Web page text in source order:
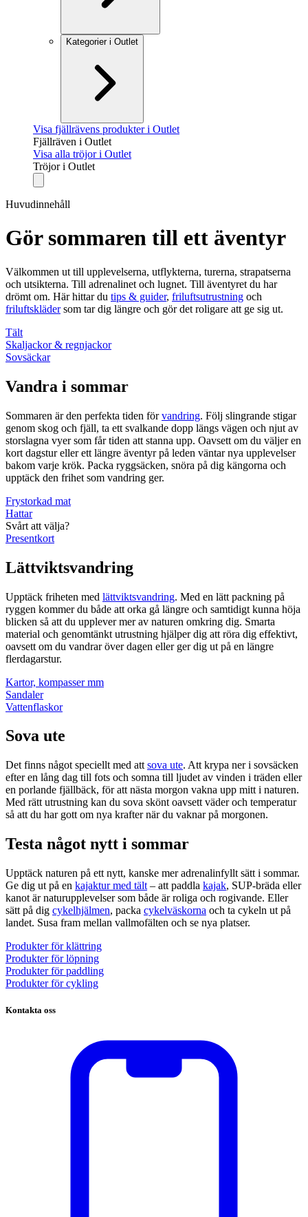
Kategorier i Outlet
Visa fjällrävens produkter i Outlet
Fjällräven i Outlet
Visa alla tröjor i Outlet
Tröjor i Outlet
Huvudinnehåll
Gör sommaren till ett äventyr
Välkommen ut till upplevelserna, utflykterna, turerna, strapatserna
och utsikterna. Till adrenalinet och lugnet. Till äventyret du har
drömt om. Här hittar du tips & guider, friluftsutrustning och
friluftsklädersom tar dig längre och gör det roligare att ge sig ut.
Tält
Skaljackor & regnjackor
Sovsäckar
Vandra i sommar
Sommaren är den perfekta tiden förvandring. Följ slingrande stigar
genom skog och fjäll, ta ett svalkande dopp längs vägen och njut av
storslagna vyer som får tiden att stanna upp. Oavsett om du väljer en
kort dagstur eller ett längre äventyr på leden väntar nya upplevelser
bakom varje krök. Packa ryggsäcken, snöra på dig kängorna och
upptäck den frihet som vandring ger.
Frystorkad mat
Hattar
Svårt att välja?
Presentkort
Lättviktsvandring
Upptäck friheten med lättviktsvandring. Med en lätt packning på
ryggen kommer du både att orka gå längre och samtidigt kunna höja
blicken så att du upplever mer av naturen omkring dig. Smarta
material och genomtänkt utrustning hjälper dig att röra dig effektivt,
oavsett om du vandrar över dagen eller ger dig ut på en längre
flerdagarstur.
Kartor, kompasser mm
Sandaler
Vattenflaskor
Sova ute
Det finns något speciellt med att sova ute. Att krypa ner i sovsäcken
efter en lång dag till fots och somna till ljudet av vinden i träden eller
en porlande fjällbäck, för att nästa morgon vakna upp mitt i naturen.
Med rätt utrustning kan du sova skönt oavsett väder och temperatur
så att du har gott om nya krafter när du vaknar på morgonen.
Testa något nytt i sommar
Upptäck naturen på ett nytt, kanske mer adrenalinfyllt sätt i sommar.
Ge dig ut på en kajaktur med tält – att paddla kajak, SUP-bräda eller
kanot är naturupplevelser som både är roliga och rogivande. Eller
sätt på dig cykelhjälmen, packa cykelväskorna och ta cykeln ut på
landet. Susa fram mellan vallmofälten och se nya platser.
Produkter för klättring
Produkter för löpning
Produkter för paddling
Produkter för cykling
Kontakta oss